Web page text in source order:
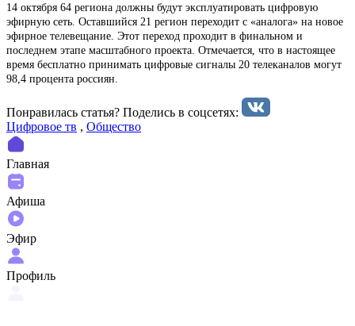
14 октября 64 региона должны будут эксплуатировать цифровую
эфирную сеть. Оставшийся 21 регион переходит с «аналога» на новое
эфирное телевещание. Этот переход проходит в финальном и
последнем этапе масштабного проекта. Отмечается, что в настоящее
время бесплатно принимать цифровые сигналы 20 телеканалов могут
98,4 процента россиян.
Понравилась статья? Поделиcь в соцсетях:
Цифровое тв , Общество
Главная
Афиша
Эфир
Профиль